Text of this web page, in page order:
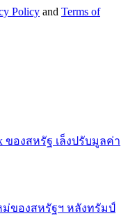
Policy and Terms of
ของสหรัฐ เล็งปรับมูลค่า
ของสหรัฐฯ หลังทรัมป์